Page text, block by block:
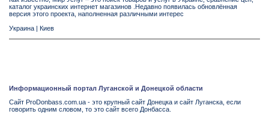
каталог украинских интернет магазинов .Недавно появилась обновлённая
версия этого проекта, наполненная различными интерес
Украина | Киев
Информационный портал Луганской и Донецкой области
Сайт ProDonbass.com.ua - это крупный сайт Донецка и сайт Луганска, если
говорить одним словом, то это сайт всего Донбасса.